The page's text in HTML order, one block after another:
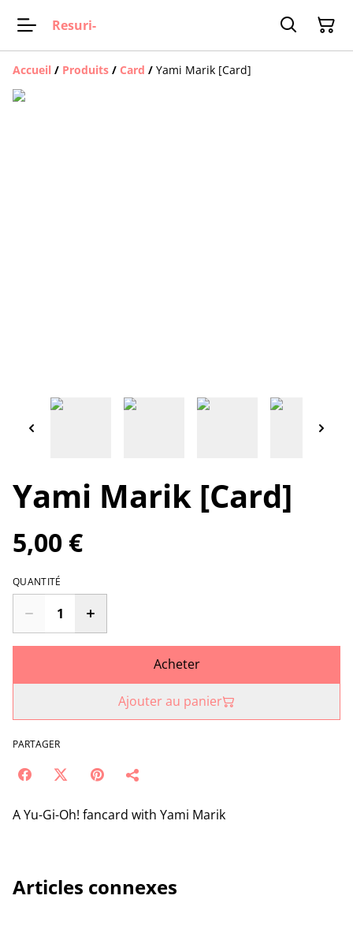
Resuri-
Accueil / Produits / Card / Yami Marik [Card]
Yami Marik [Card]
5,00 €
QUANTITÉ
Acheter
Ajouter au panier
PARTAGER
A Yu-Gi-Oh! fancard with Yami Marik
Articles connexes